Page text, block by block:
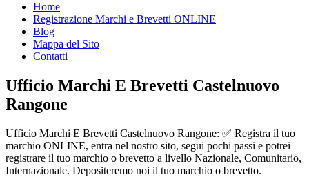
Home
Registrazione Marchi e Brevetti ONLINE
Blog
Mappa del Sito
Contatti
Ufficio Marchi E Brevetti Castelnuovo
Rangone
Ufficio Marchi E Brevetti Castelnuovo Rangone: ✅ Registra il tuo
marchio ONLINE, entra nel nostro sito, segui pochi passi e potrei
registrare il tuo marchio o brevetto a livello Nazionale, Comunitario,
Internazionale. Depositeremo noi il tuo marchio o brevetto.